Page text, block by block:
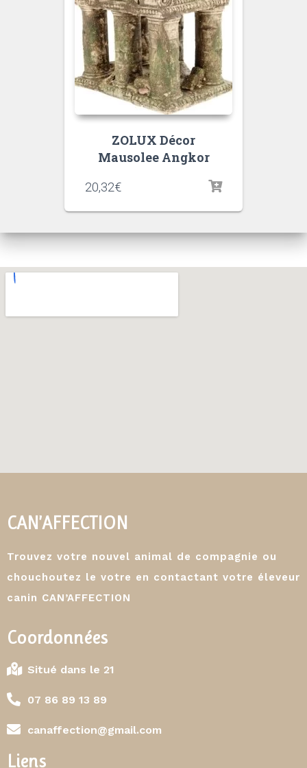
ZOLUX Décor
Mausolee Angkor
20,32€
CAN’AFFECTION
Trouvez votre nouvel animal de compagnie ou
chouchoutez le votre en contactant votre éleveur
canin CAN’AFFECTION
Coordonnées
Situé dans le 21
07 86 89 13 89
canaffection@gmail.com
Liens